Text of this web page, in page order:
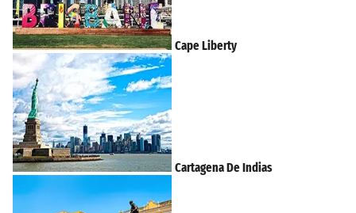
Cape Liberty
Cartagena De Indias